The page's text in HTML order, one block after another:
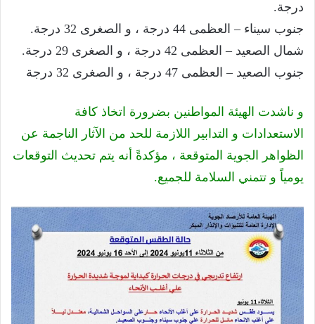
درجة.
جنوب سيناء – العظمى 44 درجة ، و الصغرى 32 درجة.
شمال الصعيد – العظمى 42 درجة ، و الصغرى 29 درجة.
جنوب الصعيد – العظمى 47 درجة ، و الصغرى 32 درجة
و ناشدت الهيئة المواطنين بضرورة اتخاذ كافة
الاستعدادات و التدابير اللازمة للحد من الآثار الناجمة عن
الظواهر الجوية المتوقعة ، مؤكدةً أنه يتم تحديث التوقعات
يومياً و تتمني السلامة للجميع.